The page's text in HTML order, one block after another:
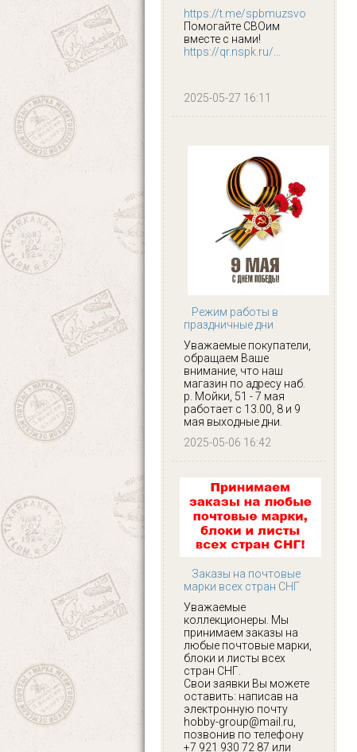
https://t.me/spbmuzsvo
Помогайте СВОим
вместе с нами!
https://qr.nspk.ru/...
2025-05-27 16:11
Режим работы в
праздничные дни
Уважаемые покупатели,
обращаем Ваше
внимание, что наш
магазин по адресу наб.
р. Мойки, 51 - 7 мая
работает с 13.00, 8 и 9
мая выходные дни.
2025-05-06 16:42
Заказы на почтовые
марки всех стран СНГ
Уважаемые
коллекционеры. Мы
принимаем заказы на
любые почтовые марки,
блоки и листы всех
стран СНГ.
Свои заявки Вы можете
оставить: написав на
электронную почту
hobby-group@mail.ru,
позвонив по телефону
+7 921 930 72 87 или